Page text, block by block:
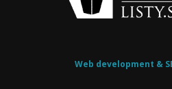
Web development &